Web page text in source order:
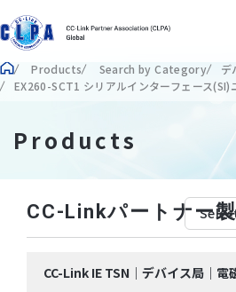
Products Search by Category
デ
EX260-SCT1 シリアルインターフェース(SI)
Products
CC-Linkパートナー
CC-Link IE TSN｜デバイス局｜電